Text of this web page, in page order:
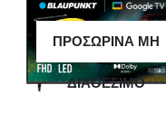
ΠΡΟΣΩΡΙΝΑ ΜΗ
ΔΙΑΘΕΣΙΜΟ